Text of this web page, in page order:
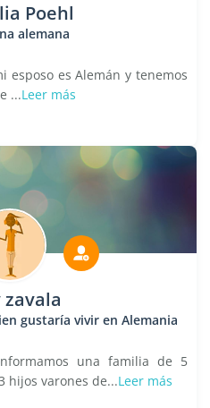
Poehl
alemana
esposo es Alemán y tenemos
...Leer más
zavala
gustaría vivir en Alemania
una familia de 5
hijos varones de...Leer más